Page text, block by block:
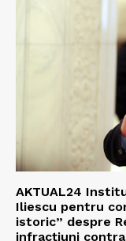
AKTUAL24
Iliescu pentru
istoric” despre
infracțiuni